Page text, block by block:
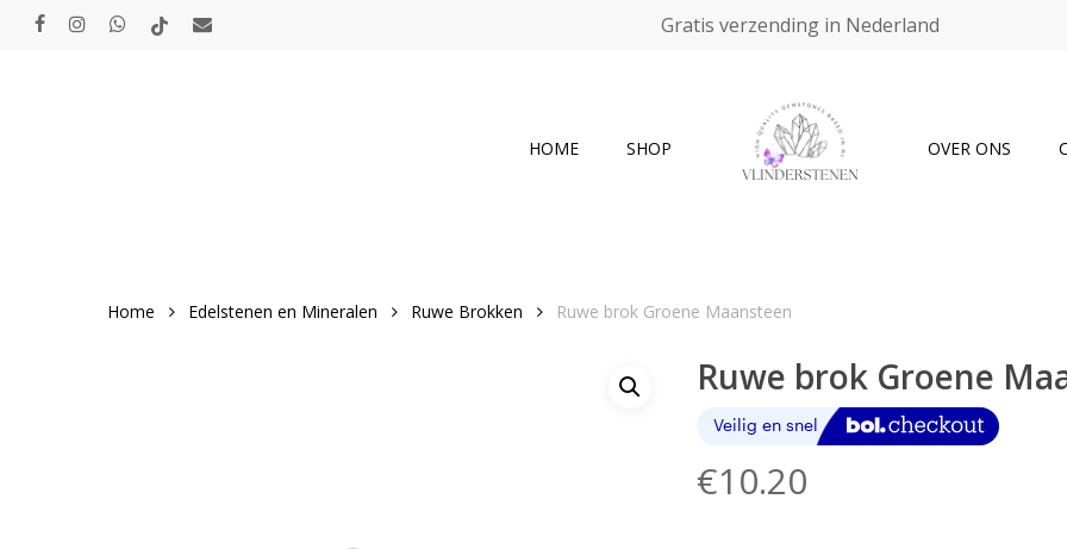
facebookinstagramwhatsapp
tiktok email Gratis verzending in Nederland
HOME SHOP OVER ONS
Home Edelstenen en Mineralen Ruwe Brokken Ruwe brok Groene Maansteen
Ruwe brok Groene
€10.20